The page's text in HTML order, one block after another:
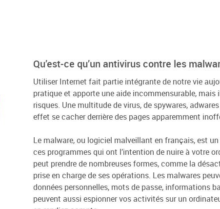
Qu’est-ce qu’un antivirus contre les
Utiliser Internet fait partie intégrante de notre vie
pratique et apporte une aide incommensurable,
risques. Une multitude de virus, de spywares,
effet se cacher derrière des pages apparemment
Le malware, ou logiciel malveillant en français, est
ces programmes qui ont l’intention de nuire à votre
peut prendre de nombreuses formes, comme la
prise en charge de ses opérations. Les malwares
données personnelles, mots de passe, informations
peuvent aussi espionner vos activités sur un